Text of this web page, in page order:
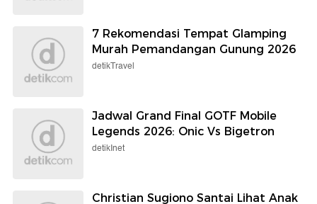
7 Rekomendasi Tempat Glamping
Murah Pemandangan Gunung 2026
detikTravel
Jadwal Grand Final GOTF Mobile
Legends 2026: Onic Vs Bigetron
detikInet
Christian Sugiono Santai Lihat Anak